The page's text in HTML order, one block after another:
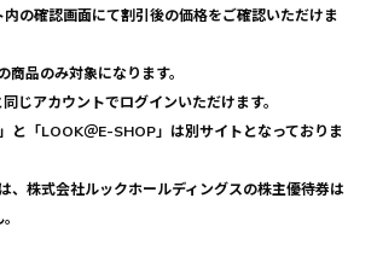
の確認画面にて割引後の価格をご確認いただけま
品のみ対象になります。
じアカウントでログインいただけます。
と「LOOK＠E-SHOP」は別サイトとなっておりま
、株式会社ルックホールディングスの株主優待券は